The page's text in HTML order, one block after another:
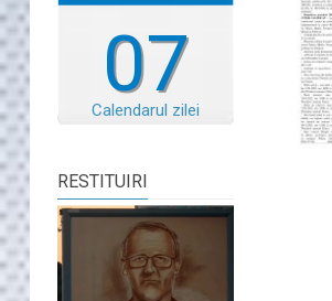
07
Calendarul zilei
RESTITUIRI